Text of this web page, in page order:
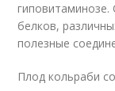
белков,
полезные
Плод кольраби